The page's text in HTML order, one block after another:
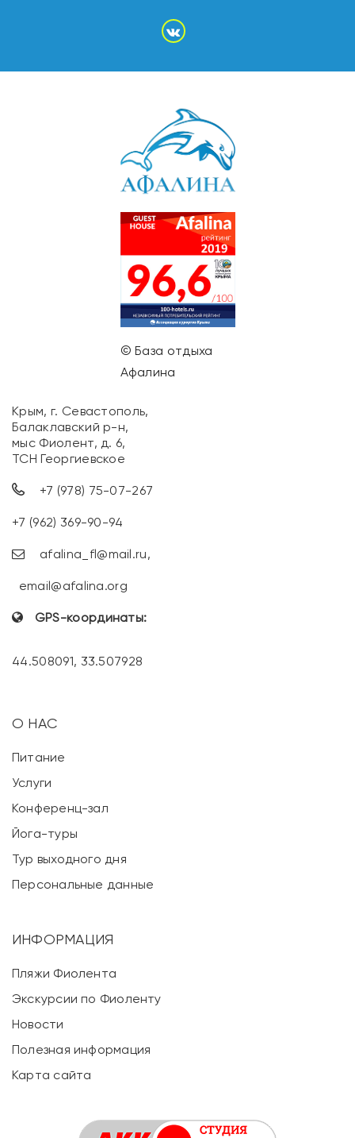
© База отдыха
Афалина
Крым, г. Севастополь,
Балаклавский р-н,
мыс Фиолент, д. 6,
ТСН Георгиевское
+7 (978) 75-07-267
+7 (962) 369-90-94
afalina_fl@mail.ru,
email@afalina.org
GPS-координаты:
44.508091, 33.507928
О НАС
Питание
Услуги
Конференц-зал
Йога-туры
Тур выходного дня
Персональные данные
ИНФОРМАЦИЯ
Пляжи Фиолента
Экскурсии по Фиоленту
Новости
Полезная информация
Карта сайта